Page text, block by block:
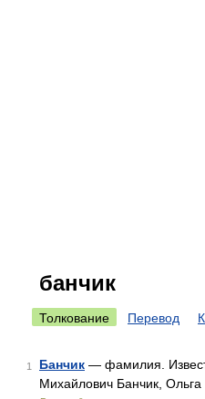
банчик
Толкование Перевод
1 Банчик — фамилия.
Михайлович Банчик, Ольга